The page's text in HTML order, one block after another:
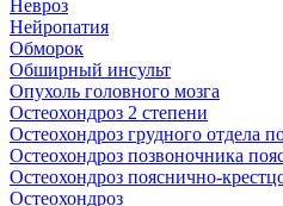
Невроз
Нейропатия
Обморок
Обширный инсульт
Опухоль головного мозга
Остеохондроз 2 степени
Остеохондроз грудного отдела
Остеохондроз позвоночника
Остеохондроз пояснично-
Остеохондроз